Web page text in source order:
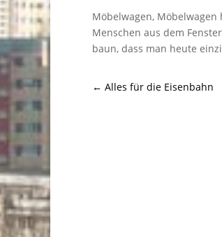
Möbelwagen, Möbelwagen
Menschen aus dem
baun, dass man heute
← Alles für die Eisenbahn